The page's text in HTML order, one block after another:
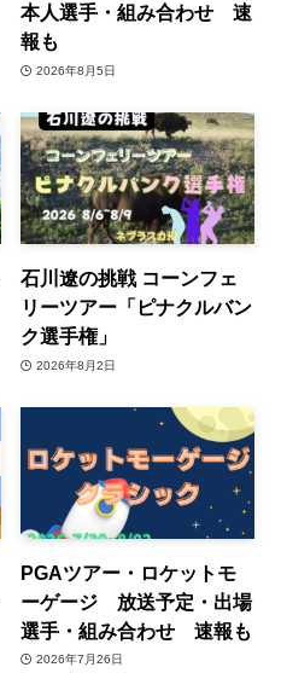
本人選手・組み合わせ 速
報も
2026年8月5日
石川遼の挑戦 コーンフェ
リーツアー「ピナクルバン
ク選手権」
2026年8月2日
PGAツアー・ロケットモ
ーゲージ 放送予定・出場
選手・組み合わせ 速報も
2026年7月26日